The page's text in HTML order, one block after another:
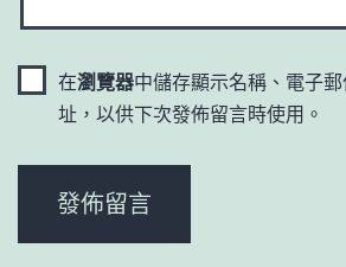
在瀏覽器中儲存顯示名稱、電子
址，以供下次發佈留言時使用。